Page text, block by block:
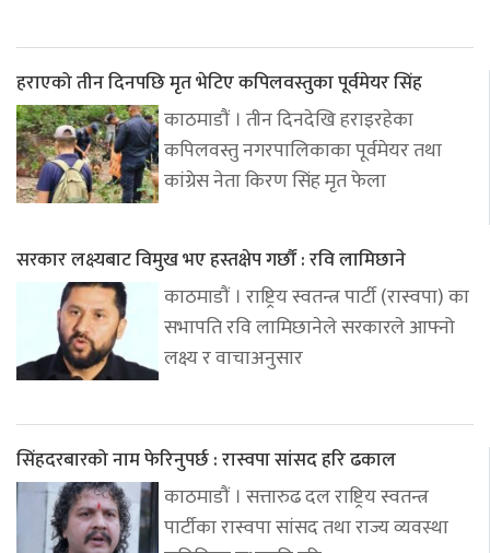
हराएको तीन दिनपछि मृत भेटिए कपिलवस्तुका पूर्वमेयर सिंह
काठमाडौं । तीन दिनदेखि हराइरहेका
कपिलवस्तु नगरपालिकाका पूर्वमेयर तथा
कांग्रेस नेता किरण सिंह मृत फेला
सरकार लक्ष्यबाट विमुख भए हस्तक्षेप गर्छौं : रवि लामिछाने
काठमाडौं । राष्ट्रिय स्वतन्त्र पार्टी (रास्वपा) का
सभापति रवि लामिछानेले सरकारले आफ्नो
लक्ष्य र वाचाअनुसार
सिंहदरबारको नाम फेरिनुपर्छ : रास्वपा सांसद हरि ढकाल
काठमाडौं । सत्तारुढ दल राष्ट्रिय स्वतन्त्र
पार्टीका रास्वपा सांसद तथा राज्य व्यवस्था